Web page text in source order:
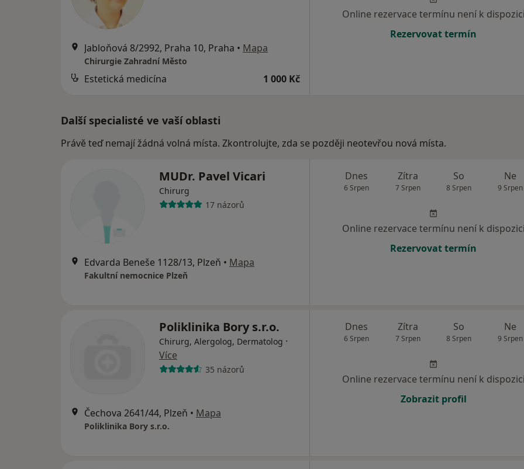
Jabloňová 8/2992, Praha 10, Praha • Mapa
Chirurgie Zahradní Město
Estetická medicína 1 000 Kč
Online rezervace termínu není k dispozici
Rezervovat termín
Další specialisté ve vaší oblasti
Právě teď nemají žádná volná místa. Zkontrolujte, zda se později neotevřou nová místa.
MUDr. Pavel Vicari
Chirurg
17 názorů
Edvarda Beneše 1128/13, Plzeň • Mapa
Fakultní nemocnice Plzeň
Dnes
6 Srpen
Zítra
7 Srpen
So
8 Srpen
Ne
9 Srpen
Online rezervace termínu není k dispozici
Rezervovat termín
Poliklinika Bory s.r.o.
Chirurg, Alergolog, Dermatolog ·
Více
35 názorů
Čechova 2641/44, Plzeň • Mapa
Poliklinika Bory s.r.o.
Dnes
6 Srpen
Zítra
7 Srpen
So
8 Srpen
Ne
9 Srpen
Online rezervace termínu není k dispozici
Zobrazit profil